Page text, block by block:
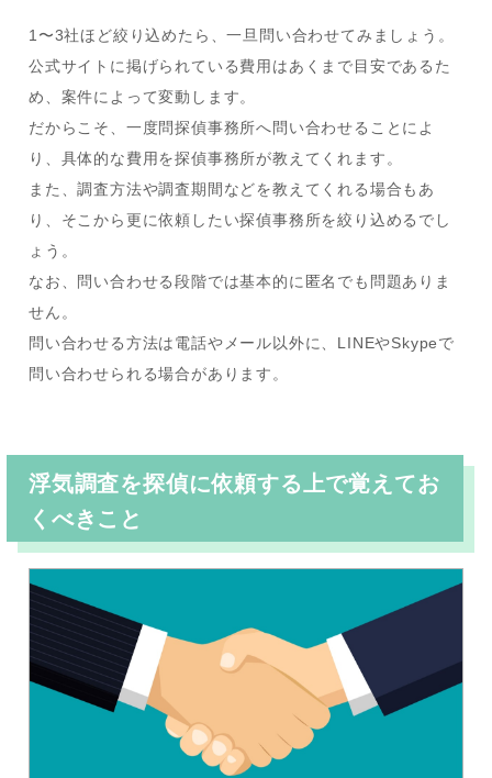
1〜3社ほど絞り込めたら、一旦問い合わせてみましょう。
公式サイトに掲げられている費用はあくまで目安であるた
め、案件によって変動します。
だからこそ、一度問探偵事務所へ問い合わせることによ
り、具体的な費用を探偵事務所が教えてくれます。
また、調査方法や調査期間などを教えてくれる場合もあ
り、そこから更に依頼したい探偵事務所を絞り込めるでし
ょう。
なお、問い合わせる段階では基本的に匿名でも問題ありま
せん。
問い合わせる方法は電話やメール以外に、LINEやSkypeで
問い合わせられる場合があります。
浮気調査を探偵に依頼する上で覚えてお
くべきこと